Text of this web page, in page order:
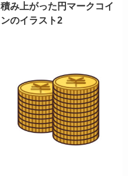
積み上がった円マークコイ
ンのイラスト2